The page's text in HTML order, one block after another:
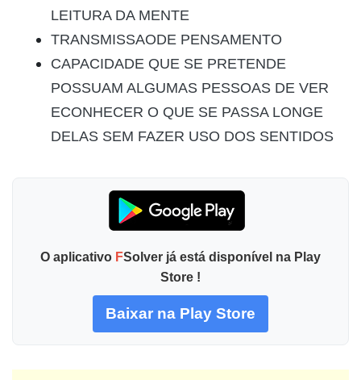
LEITURA DA MENTE
TRANSMISSAODE PENSAMENTO
CAPACIDADE QUE SE PRETENDE
POSSUAM ALGUMAS PESSOAS DE VER
ECONHECER O QUE SE PASSA LONGE
DELAS SEM FAZER USO DOS SENTIDOS
O aplicativo FSolver já está disponível na Play
Store !
Baixar na Play Store